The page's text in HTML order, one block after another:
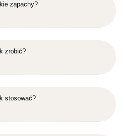
zapachy?
zrobić?
stosować?